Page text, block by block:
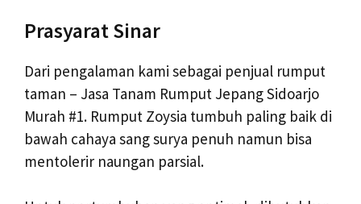
Prasyarat Sinar
Dari pengalaman kami sebagai penjual rumput
taman – Jasa Tanam Rumput Jepang Sidoarjo
Murah #1. Rumput Zoysia tumbuh paling baik di
bawah cahaya sang surya penuh namun bisa
mentolerir naungan parsial.